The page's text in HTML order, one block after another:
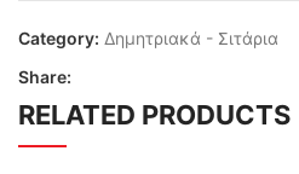
Category: Δημητριακά - Σιτάρια
Share:
RELATED PRODUCTS